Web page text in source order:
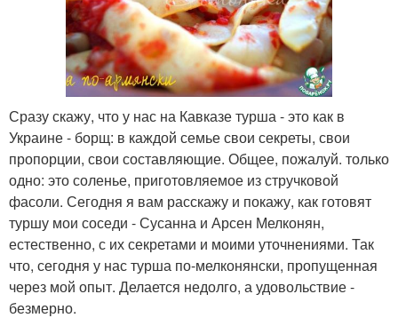
Сразу скажу, что у нас на Кавказе турша - это как в
Украине - борщ: в каждой семье свои секреты, свои
пропорции, свои составляющие. Общее, пожалуй. только
одно: это соленье, приготовляемое из стручковой
фасоли. Сегодня я вам расскажу и покажу, как готовят
туршу мои соседи - Сусанна и Арсен Мелконян,
естественно, с их секретами и моими уточнениями. Так
что, сегодня у нас турша по-мелконянски, пропущенная
через мой опыт. Делается недолго, а удовольствие -
безмерно.